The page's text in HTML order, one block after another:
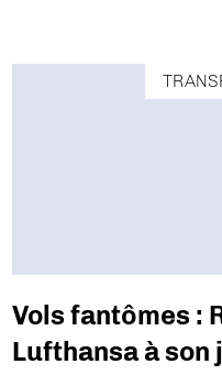
Vols fantômes :
Lufthansa à son